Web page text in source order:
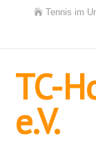
Tennis im
TC-
e.V.